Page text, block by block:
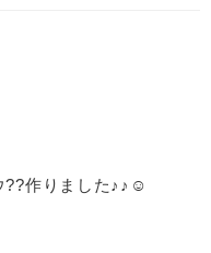
??作りました♪♪☺️